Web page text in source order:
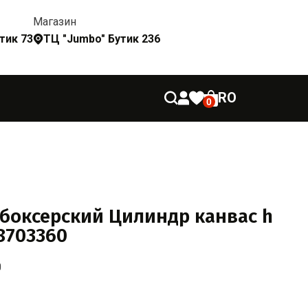
73
Магазин
ТЦ "Jumbo" Бутик 236
0 RO
Цилиндр канвас h